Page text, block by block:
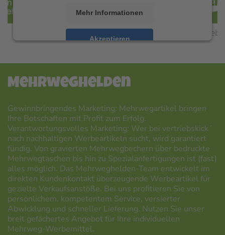
Mehr Informationen
Akzeptieren
Mehrweghelden
Gewinnbringendes Marketing: Mehrwegartikel bringen
Ihre Botschaften mit Profit zum Erfolg.
Verantwortungsvolles Marketing: Wer bei vertriebskick´
nach nachhaltigen Werbeartikeln sucht, wird garantiert
fündig. Von gravierten Mehrwegbechern über bedruckte
Mehrwegtaschen bis hin zu Spezialanfertigungen ist (fast)
alles möglich. Das Mehrweghelden-Team entwickelt im
direkten Kundenkontakt überzeugende Werbeartikel für
gezielte Verkaufsanstöße. Bei uns profitieren Sie von
persönlichem, kompetentem Service, versierter
Abwicklung und schneller Lieferung. Nutzen Sie unser
breit gefächertes Angebot für Ihre individuellen
Mehrweg-Werbemittel.